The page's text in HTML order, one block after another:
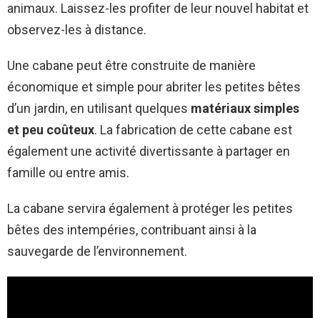
animaux. Laissez-les profiter de leur nouvel habitat et
observez-les à distance.
Une cabane peut être construite de manière
économique et simple pour abriter les petites bêtes
d’un jardin, en utilisant quelques matériaux simples
et peu coûteux. La fabrication de cette cabane est
également une activité divertissante à partager en
famille ou entre amis.
La cabane servira également à protéger les petites
bêtes des intempéries, contribuant ainsi à la
sauvegarde de l’environnement.